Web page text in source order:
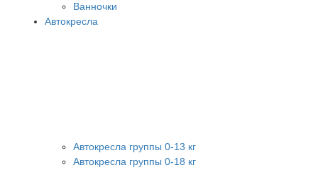
Ванночки
Автокресла
Автокресла группы 0-13 кг
Автокресла группы 0-18 кг